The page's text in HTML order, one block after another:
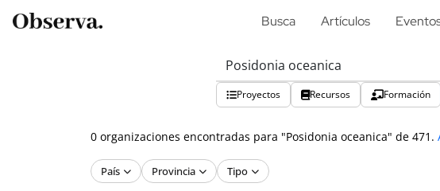
Busca Artículos
Proyectos Recursos Formación
0 organizaciones encontradas para "Posidonia oceanica" de 471.
País Provincia Tipo